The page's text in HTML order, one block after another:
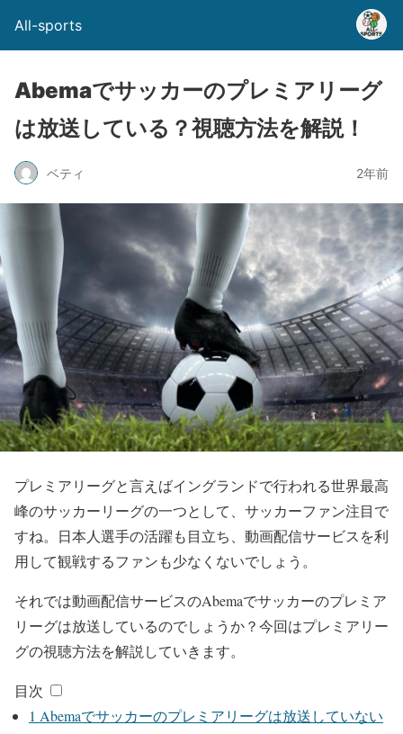
All-sports
Abemaでサッカーのプレミアリーグ
は放送している？視聴方法を解説！
ベティ 2年前
プレミアリーグと言えばイングランドで行われる世界最高
峰のサッカーリーグの一つとして、サッカーファン注目で
すね。日本人選手の活躍も目立ち、動画配信サービスを利
用して観戦するファンも少なくないでしょう。
それでは動画配信サービスのAbemaでサッカーのプレミア
リーグは放送しているのでしょうか？今回はプレミアリー
グの視聴方法を解説していきます。
目次
1 Abemaでサッカーのプレミアリーグは放送していない